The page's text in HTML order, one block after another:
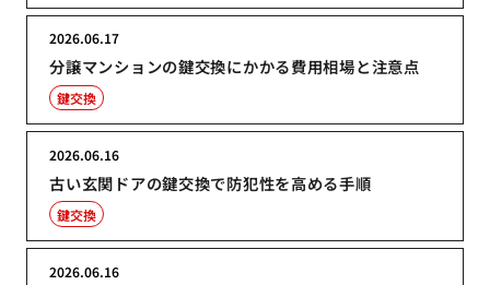
分譲マンションの鍵交換にかかる費用相場と注意点
2026.06.17
鍵交換
古い玄関ドアの鍵交換で防犯性を高める手順
2026.06.16
鍵交換
2026.06.16